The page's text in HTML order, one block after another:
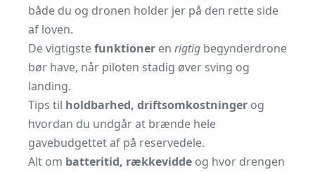
både du og dronen holder jer på den rette side
af loven.
De vigtigstefunktioner en rigtig begynderdrone
bør have, når piloten stadig øver sving og
landing.
Tips til holdbarhed, driftsomkostninger og
hvordan du undgår at brænde hele
gavebudgettet af på reservedele.
Alt om batteritid, rækkevidde og hvor drengen